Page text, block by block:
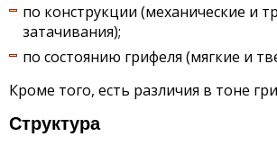
по конструкции (механические и
затачивания);
по состоянию грифеля (мягкие и
Кроме того, есть различия в тоне
Структура